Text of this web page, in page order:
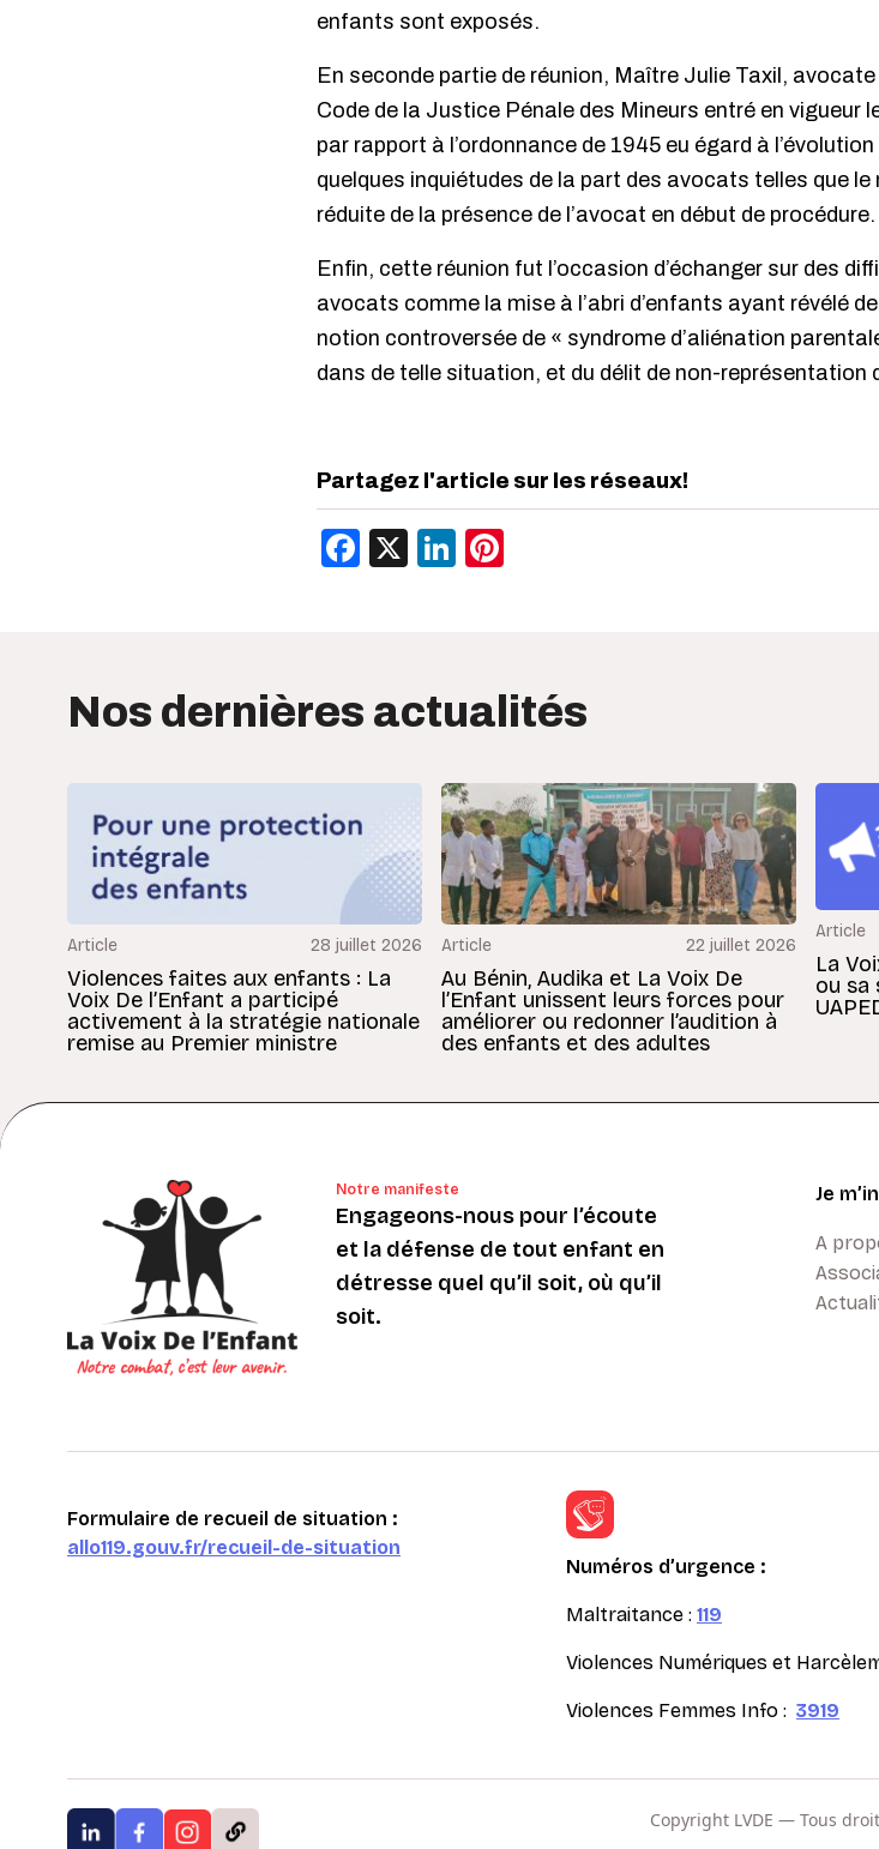
enfants sont exposés.
En seconde partie de réunion, Maître Julie Taxil,
Code de la Justice Pénale des Mineurs entré en vigueur
par rapport à l’ordonnance de 1945 eu égard à
quelques inquiétudes de la part des avocats telles que
réduite de la présence de l’avocat en début de procédure.
Enfin, cette réunion fut l’occasion d’échanger sur des
avocats comme la mise à l’abri d’enfants ayant révélé
notion controversée de « syndrome d’aliénation
dans de telle situation, et du délit de non-représentation
Partagez l'article sur les réseaux!
Facebook
X LinkedIn
Nos dernières actualités
Article 28 juillet 2026
Violences faites aux enfants : La
Voix De l’Enfant a participé
activement à la stratégie nationale
remise au Premier ministre
Article 22 juillet 2026
Au Bénin, Audika et La Voix De
l’Enfant unissent leurs forces pour
améliorer ou redonner l’audition à
des enfants et des adultes
Article
La
ou sa
Notre manifeste
Engageons-nous pour l’écoute
et la défense de tout enfant en
détresse quel qu’il soit, où qu’il
soit.
Je
A
Formulaire de recueil de situation :
allo119.gouv.fr/recueil-de-situation
Numéros d’urgence :
Maltraitance : 119
Violences Numériques et
Violences Femmes Info : 3919
Copyright LVDE — Tous